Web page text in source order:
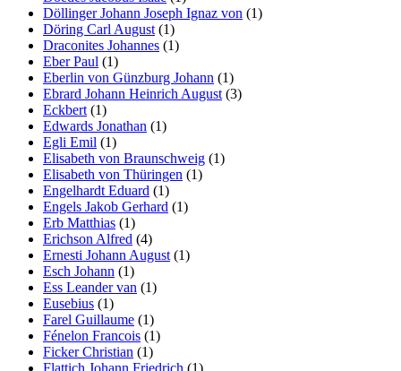
Döllinger Johann Joseph Ignaz von (1)
Döring Carl August (1)
Draconites Johannes (1)
Eber Paul (1)
Eberlin von Günzburg Johann (1)
Ebrard Johann Heinrich August (3)
Eckbert (1)
Edwards Jonathan (1)
Egli Emil (1)
Elisabeth von Braunschweig (1)
Elisabeth von Thüringen (1)
Engelhardt Eduard (1)
Engels Jakob Gerhard (1)
Erb Matthias (1)
Erichson Alfred (4)
Ernesti Johann August (1)
Esch Johann (1)
Ess Leander van (1)
Eusebius (1)
Farel Guillaume (1)
Fénelon Francois (1)
Ficker Christian (1)
Flattich Johann Friedrich (1)